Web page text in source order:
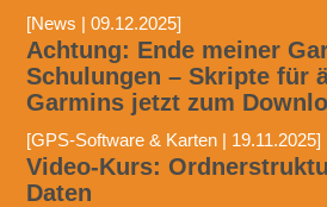
[News | 09.12.2025]
Achtung: Ende meiner
Schulungen – Skripte für
Garmins jetzt zum
[GPS-Software & Karten | 19.11.2025]
Video-Kurs:
Daten